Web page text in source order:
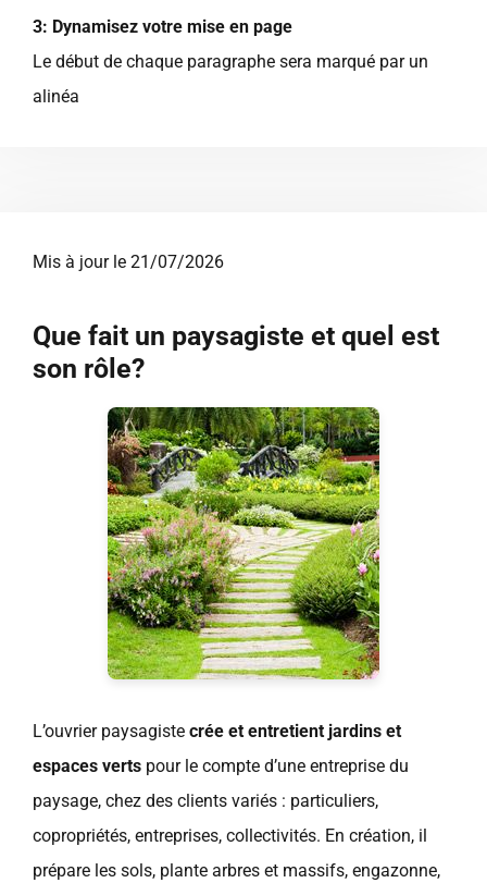
Mis à jour le 21/07/2026
Que fait un paysagiste et quel est
son rôle?
L’ouvrier paysagiste crée et entretient jardins et
espaces verts pour le compte d’une entreprise du
paysage, chez des clients variés : particuliers,
copropriétés, entreprises, collectivités. En création, il
prépare les sols, plante arbres et massifs, engazonne,
3: Dynamisez votre mise en page
Le début de chaque paragraphe sera marqué par un
alinéa